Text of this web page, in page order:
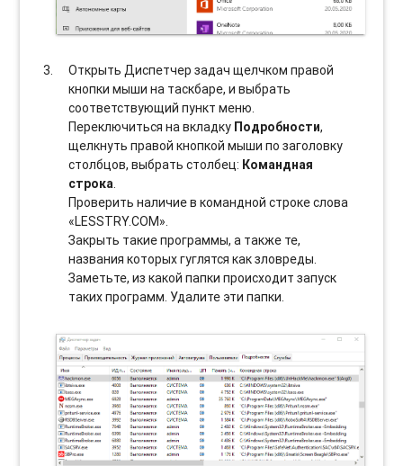
Открыть Диспетчер задач щелчком правой
кнопки мыши на таскбаре, и выбрать
соотвeтствующий пункт меню.
Переключиться на вкладку Подробности,
щелкнуть правой кнопкой мыши по заголовку
столбцов, выбрать столбец: Командная
строка.
Проверить наличие в командной строке слова
«LESSTRY.COM».
Закрыть такие программы, а также те,
названия которых гуглятся как зловреды.
Заметьте, из какой папки происходит запуск
таких программ. Удалите эти папки.